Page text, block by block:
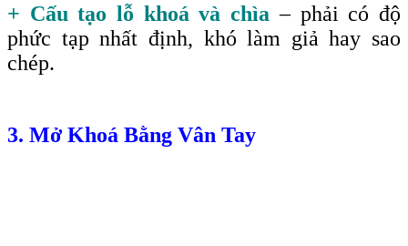
+ Cấu tạo lỗ khoá và chìa – phải có độ
phức tạp nhất định, khó làm giả hay sao
chép.
3. Mở Khoá Bằng Vân Tay